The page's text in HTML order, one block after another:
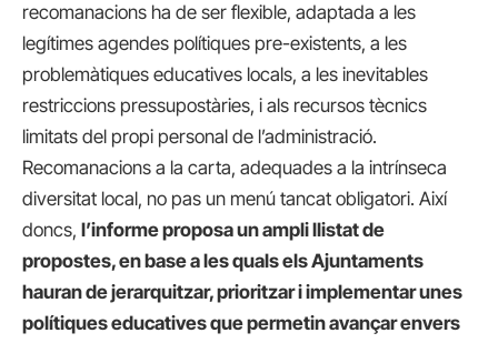
recomanacions ha de ser flexible, adaptada a les
legítimes agendes polítiques pre-existents, a les
problemàtiques educatives locals, a les inevitables
restriccions pressupostàries, i als recursos tècnics
limitats del propi personal de l’administració.
Recomanacions a la carta, adequades a la intrínseca
diversitat local, no pas un menú tancat obligatori. Així
doncs, l’informe proposa un ampli llistat de
propostes, en base a les quals els Ajuntaments
hauran de jerarquitzar, prioritzar i implementar unes
polítiques educatives que permetin avançar envers